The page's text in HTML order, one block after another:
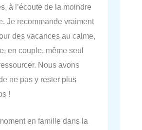
à l’écoute de la moindre
Je recommande vraiment
des vacances au calme,
en couple, même seul
Nous avons
ne pas y rester plus
!
en famille dans la